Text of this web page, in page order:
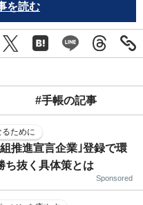
を読む
#手帳の記事
ために
推進宣言企業｣登録で環
ち抜く具体策とは
Sponsored